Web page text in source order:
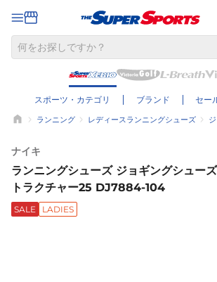
スポーツ・カテゴリ ブランド セー
ランニング レディースランニングシューズ
ナイキ
ランニングシューズ ジョギングシュー
トラクチャー25 DJ7884-104
SALE LADIES